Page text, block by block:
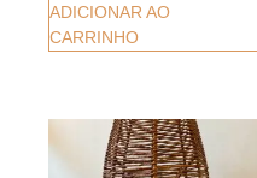
ADICIONAR AO
CARRINHO